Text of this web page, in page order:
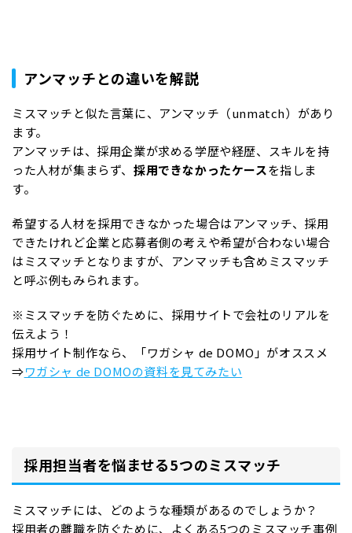
アンマッチとの違いを解説
ミスマッチと似た言葉に、アンマッチ（unmatch）があり
ます。
アンマッチは、採用企業が求める学歴や経歴、スキルを持
った人材が集まらず、 採用できなかったケースを指しま
す。
希望する人材を採用できなかった場合はアンマッチ、採用
できたけれど企業と応募者側の考えや希望が合わない場合
はミスマッチとなりますが、アンマッチも含めミスマッチ
と呼ぶ例もみられます。
※ミスマッチを防ぐために、採用サイトで会社のリアルを
伝えよう！
採用サイト制作なら、「ワガシャ de DOMO」がオススメ
⇒ワガシャ de DOMOの資料を見てみたい
採用担当者を悩ませる5つのミスマッチ
ミスマッチには、どのような種類があるのでしょうか？
採用者の離職を防ぐために、よくある5つのミスマッチ事例